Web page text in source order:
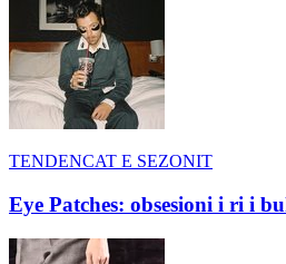
TENDENCAT E SEZONIT
Eye Patches: obsesioni i ri i